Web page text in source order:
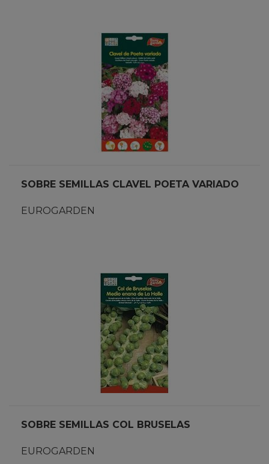
SOBRE SEMILLAS CLAVEL POETA VARIADO
EUROGARDEN
SOBRE SEMILLAS COL BRUSELAS
EUROGARDEN